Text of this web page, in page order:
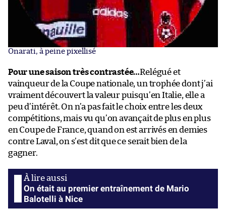
Onarati, à peine pixellisé
Pour une saison très contrastée…Relégué et
vainqueur de la Coupe nationale, un trophée dont j’ai
vraiment découvert la valeur puisqu’en Italie, elle a
peu d’intérêt. On n’a pas fait le choix entre les deux
compétitions, mais vu qu’on avançait de plus en plus
en Coupe de France, quand on est arrivés en demies
contre Laval, on s’est dit que ce serait bien de la
gagner.
On était au premier entraînement de Mario
Balotelli à Nice